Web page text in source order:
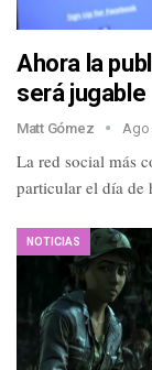
Ahora la
será jugable
Matt Gómez Ago
La red social más
particular el día de
NOTICIAS